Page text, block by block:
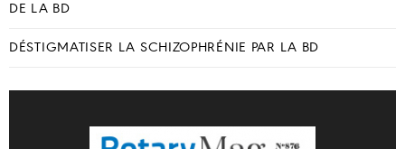
DE LA BD
DÉSTIGMATISER LA SCHIZOPHRÉNIE PAR LA BD